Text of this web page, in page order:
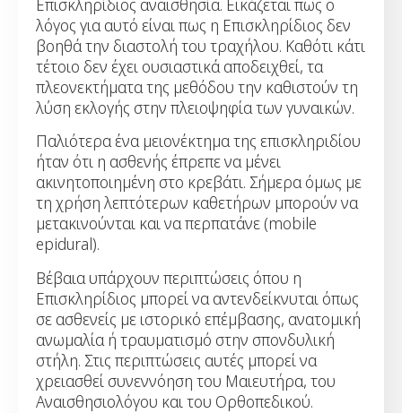
Επισκληρίδιος αναισθησία. Εικάζεται πως ο
λόγος για αυτό είναι πως η Επισκληρίδιος δεν
βοηθά την διαστολή του τραχήλου. Καθότι κάτι
τέτοιο δεν έχει ουσιαστικά αποδειχθεί, τα
πλεονεκτήματα της μεθόδου την καθιστούν τη
λύση εκλογής στην πλειοψηφία των γυναικών.
Παλιότερα ένα μειονέκτημα της επισκληριδίου
ήταν ότι η ασθενής έπρεπε να μένει
ακινητοποιημένη στο κρεβάτι. Σήμερα όμως με
τη χρήση λεπτότερων καθετήρων μπορούν να
μετακινούνται και να περπατάνε (mobile
epidural).
Βέβαια υπάρχουν περιπτώσεις όπου η
Επισκληρίδιος μπορεί να αντενδείκνυται όπως
σε ασθενείς με ιστορικό επέμβασης, ανατομική
ανωμαλία ή τραυματισμό στην σπονδυλική
στήλη. Στις περιπτώσεις αυτές μπορεί να
χρειασθεί συνεννόηση του Μαιευτήρα, του
Αναισθησιολόγου και του Ορθοπεδικού.